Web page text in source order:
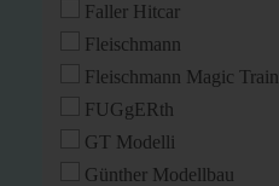
Faller Hitcar
Fleischmann
Fleischmann Magic Train
FUGgERth
GT Modelli
Günther Modellbau